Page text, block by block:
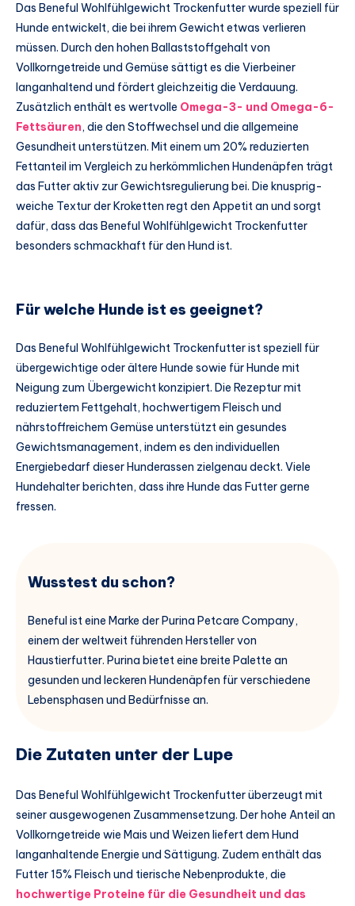
Das Beneful Wohlfühlgewicht Trockenfutter wurde speziell für
Hunde entwickelt, die bei ihrem Gewicht etwas verlieren
müssen. Durch den hohen Ballaststoffgehalt von
Vollkorngetreide und Gemüse sättigt es die Vierbeiner
langanhaltend und fördert gleichzeitig die Verdauung.
Zusätzlich enthält es wertvolle Omega-3- und Omega-6-
Fettsäuren, die den Stoffwechsel und die allgemeine
Gesundheit unterstützen. Mit einem um 20% reduzierten
Fettanteil im Vergleich zu herkömmlichen Hundenäpfen trägt
das Futter aktiv zur Gewichtsregulierung bei. Die knusprig-
weiche Textur der Kroketten regt den Appetit an und sorgt
dafür, dass das Beneful Wohlfühlgewicht Trockenfutter
besonders schmackhaft für den Hund ist.
Für welche Hunde ist es geeignet?
Das Beneful Wohlfühlgewicht Trockenfutter ist speziell für
übergewichtige oder ältere Hunde sowie für Hunde mit
Neigung zum Übergewicht konzipiert. Die Rezeptur mit
reduziertem Fettgehalt, hochwertigem Fleisch und
nährstoffreichem Gemüse unterstützt ein gesundes
Gewichtsmanagement, indem es den individuellen
Energiebedarf dieser Hunderassen zielgenau deckt. Viele
Hundehalter berichten, dass ihre Hunde das Futter gerne
fressen.
Wusstest du schon?
Beneful ist eine Marke der Purina Petcare Company,
einem der weltweit führenden Hersteller von
Haustierfutter. Purina bietet eine breite Palette an
gesunden und leckeren Hundenäpfen für verschiedene
Lebensphasen und Bedürfnisse an.
Die Zutaten unter der Lupe
Das Beneful Wohlfühlgewicht Trockenfutter überzeugt mit
seiner ausgewogenen Zusammensetzung. Der hohe Anteil an
Vollkorngetreide wie Mais und Weizen liefert dem Hund
langanhaltende Energie und Sättigung. Zudem enthält das
Futter 15% Fleisch und tierische Nebenprodukte, die
hochwertige Proteine für die Gesundheit und das